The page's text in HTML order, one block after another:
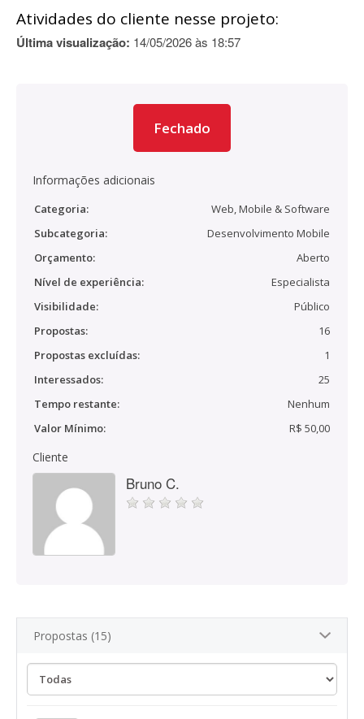
Atividades do cliente nesse projeto:
Última visualização: 14/05/2026 às 18:57
Fechado
Informações adicionais
Categoria:
Web, Mobile & Software
Subcategoria:
Desenvolvimento Mobile
Orçamento:
Aberto
Nível de experiência:
Especialista
Visibilidade:
Público
Propostas:
16
Propostas excluídas:
1
Interessados:
25
Tempo restante:
Nenhum
Valor Mínimo:
R$ 50,00
Cliente
Bruno C.
Propostas (15)